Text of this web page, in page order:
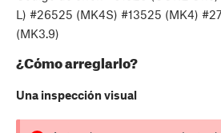
L) #26525 (MK4S) #13525 (MK4)
(MK3.9)
¿Cómo arreglarlo?
Una inspección visual